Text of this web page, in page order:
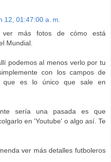
12, 01:47:00 a. m.
ver más fotos de cómo está
Mundial.
podemos al menos verlo por tu
con los campos de
que es lo único que sale en
sería una pasada es que
en 'Youtube' o algo así. Te
ver más detalles futboleros